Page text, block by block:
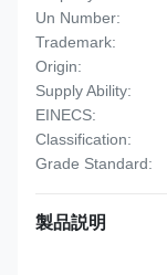
Un Number:
Trademark:
Origin:
Supply Ability:
EINECS:
Classification:
Grade Standard:
製品説明